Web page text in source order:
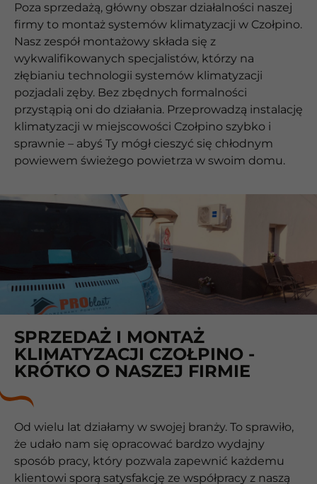
Poza sprzedażą, główny obszar działalności naszej
firmy to montaż systemów klimatyzacji w Czołpino.
Nasz zespół montażowy składa się z
wykwalifikowanych specjalistów, którzy na
złębianiu technologii systemów klimatyzacji
pozjadali zęby. Bez zbędnych formalności
przystąpią oni do działania. Przeprowadzą instalację
klimatyzacji w miejscowości Czołpino szybko i
sprawnie – abyś Ty mógł cieszyć się chłodnym
powiewem świeżego powietrza w swoim domu.
SPRZEDAŻ I MONTAŻ
KLIMATYZACJI CZOŁPINO -
KRÓTKO O NASZEJ FIRMIE
Od wielu lat działamy w swojej branży. To sprawiło,
że udało nam się opracować bardzo wydajny
sposób pracy, który pozwala zapewnić każdemu
klientowi sporą satysfakcję ze współpracy z naszą